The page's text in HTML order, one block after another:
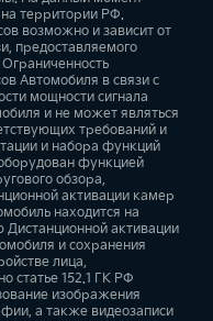
территории РФ.
возможно и зависит от
предоставляемого
Автомобиля в связи с
мощности сигнала
и не может являться
требований и
и набора функций
функцией
обзора,
активации камер
находится на
активации
и сохранения
лица,
статье 152.1 ГК РФ
изображения
а также видеозаписи